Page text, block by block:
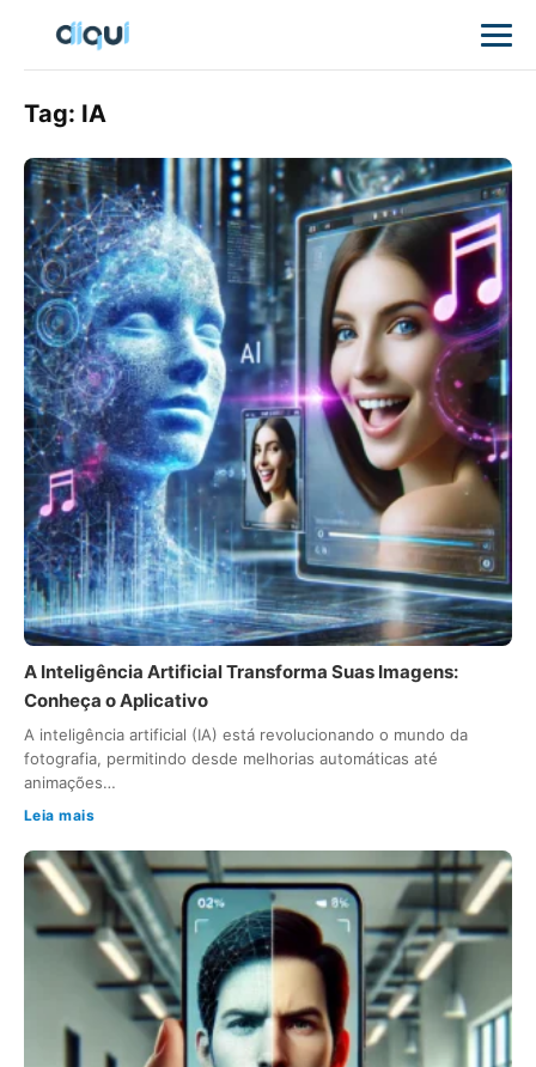
Tag: IA
A Inteligência Artificial Transforma Suas Imagens:
Conheça o Aplicativo
A inteligência artificial (IA) está revolucionando o mundo da
fotografia, permitindo desde melhorias automáticas até
animações…
Leia mais